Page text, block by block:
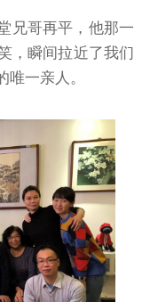
兄哥再平，他那一
，瞬间拉近了我们
一亲人。